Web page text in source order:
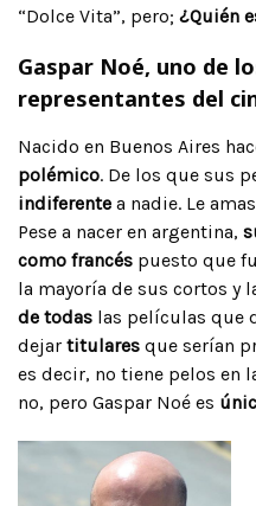
“Dolce Vita”, pero; ¿Quién
Gaspar Noé, uno de
representantes del
Nacido en Buenos Aires
polémico. De los que sus
indiferente a nadie. Le
Pese a nacer en argentina,
como francés puesto que
la mayoría de sus cortos y
de todas las películas que
dejar titulares que serían
es decir, no tiene pelos en
no, pero Gaspar Noé es